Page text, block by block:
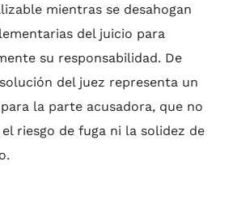
mientras se desahogan
del juicio para
su responsabilidad. De
del juez representa un
la parte acusadora, que no
riesgo de fuga ni la solidez de